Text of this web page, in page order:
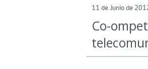
11 de Junio de
Co-